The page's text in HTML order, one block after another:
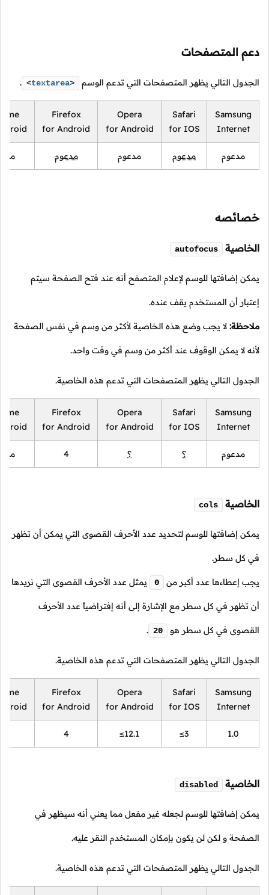
دعم المتصفحات
الجدول التالي يظهر المتصفحات التي تدعم الوسم <textarea>
.
Firefox
for Android
Opera
for Android
Safari
for IOS
Samsung
Internet
مدعوم مدعوم مدعوم مدعوم
خصائصه
الخاصية autofocus
يمكن إضافتها للوسم لإعلام المتصفح أنه عند فتح الصفحة سيتم
إعتبار أن المستخدم يقف عنده.
ملاحظة: لا يجب وضع هذه الخاصية لأكثر من وسم في نفس الصفحة
لأنه لا يمكن الوقوف عند أكثر من وسم في وقت واحد.
الجدول التالي يظهر المتصفحات التي تدعم هذه الخاصية.
Firefox
for Android
Opera
for Android
Safari
for IOS
Samsung
Internet
4 ؟ ؟ مدعوم
الخاصية cols
يمكن إضافتها للوسم لتحديد عدد الأحرف القصوى التي يمكن أن تظهر
في كل سطر.
يجب إعطاءها عدد أكبر من 0 يمثل عدد الأحرف القصوى التي نريدها
أن تظهر في كل سطر مع الإشارة إلى أنه إفتراضياً عدد الأحرف
القصوى في كل سطر هو 20
.
الجدول التالي يظهر المتصفحات التي تدعم هذه الخاصية.
Firefox
for Android
Opera
for Android
Safari
for IOS
Samsung
Internet
4 ≤12.1 ≤3 1.0
الخاصية disabled
يمكن إضافتها للوسم لجعله غير مفعل مما يعني أنه سيظهر في
الصفحة و لكن لن يكون بإمكان المستخدم النقر عليه.
الجدول التالي يظهر المتصفحات التي تدعم هذه الخاصية.